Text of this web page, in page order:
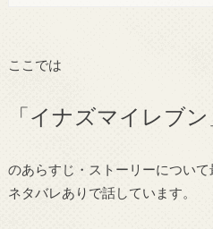
ここでは
「イナズマイレブン
のあらすじ・ストーリーについ
ネタバレありで話しています。